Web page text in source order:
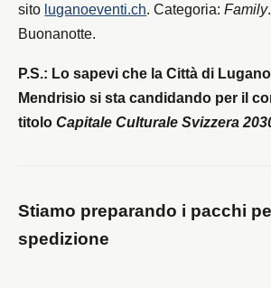
sito luganoeventi.ch. Categoria:Family.
Buonanotte.
P.S.: Lo sapevi che la Città di
Mendrisio si sta candidando per il
titoloCapitale Culturale Svizzera
Stiamo preparando i pacchi
spedizione